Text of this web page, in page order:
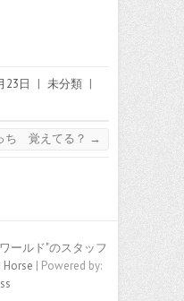
23日 | 未分類 |
ち 覚えてる？ →
ールド"のスタッフ
| Powered by: